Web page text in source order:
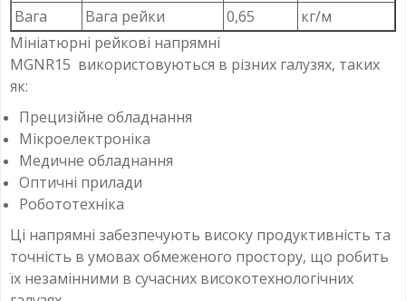
Вага Вага рейки 0,65
кг/м
Мініатюрні рейкові напрямні
MGNR15 використовуються в різних галузях, таких
як:
Прецизійне обладнання
Мікроелектроніка
Медичне обладнання
Оптичні прилади
Робототехніка
Ці напрямні забезпечують високу продуктивність та
точність в умовах обмеженого простору, що робить
їх незамінними в сучасних високотехнологічних